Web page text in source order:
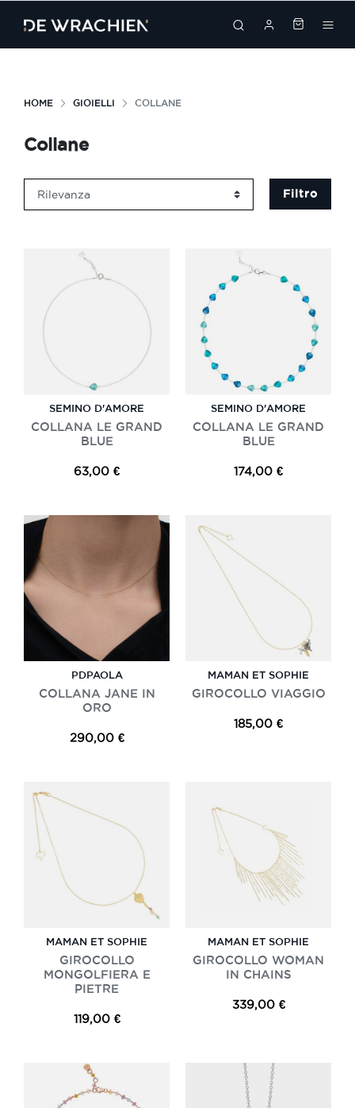
search
HOME GIOIELLI COLLANE
Collane
Filtro
SEMINO D'AMORE
COLLANA LE GRAND
BLUE
63,00 €
SEMINO D'AMORE
COLLANA LE GRAND
BLUE
174,00 €
PDPAOLA
COLLANA JANE IN
ORO
290,00 €
MAMAN ET SOPHIE
GIROCOLLO VIAGGIO
185,00 €
MAMAN ET SOPHIE
GIROCOLLO
MONGOLFIERA E
PIETRE
119,00 €
MAMAN ET SOPHIE
GIROCOLLO WOMAN
IN CHAINS
339,00 €